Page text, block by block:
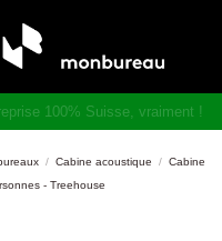
montage gratuits en Suisse
Cabine acoustique
Cabine
- Treehouse